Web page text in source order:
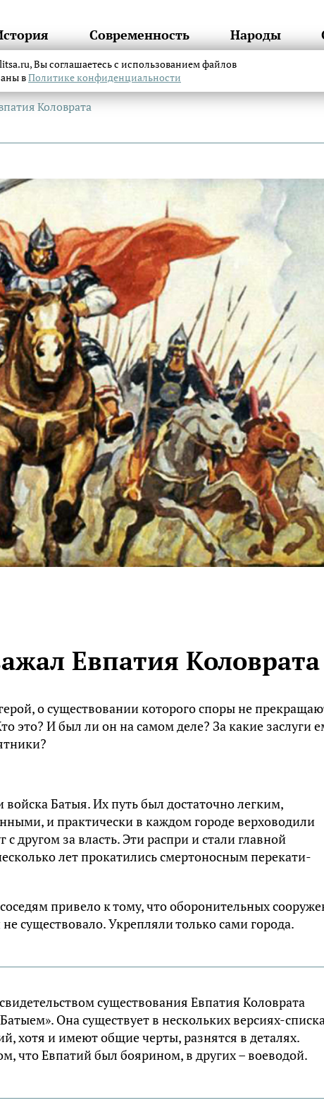
Современность Народы
Коловрата
Евпатия Коловрата
о существовании которого споры не
это? И был ли он на самом деле? За какие заслуги
Батыя. Их путь был достаточно легким,
и практически в каждом городе верховодили
другом за власть. Эти распри и стали главной
лет прокатились смертоносным перекати-
привело к тому, что оборонительных
существовало. Укрепляли только сами города.
существования Евпатия Коловрата
Она существует в нескольких версиях-
хотя и имеют общие черты, разнятся в деталях.
что Евпатий был боярином, в других – воеводой.
Вы соглашаетесь с использованием файлов
вПолитике конфиденциальности